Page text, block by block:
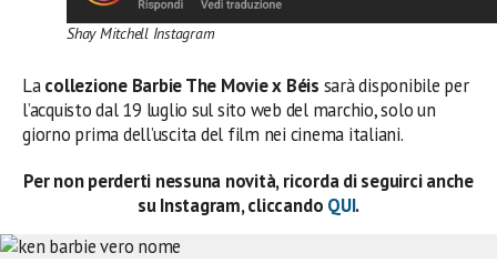
Shay Mitchell Instagram
Lacollezione Barbie The Movie x Béis sarà disponibile per
l’acquisto dal 19 luglio sul sito web del marchio, solo un
giorno prima dell’uscita del film nei cinema italiani.
Per non perderti nessuna novità, ricorda di seguirci anche
su Instagram, cliccando QUI.